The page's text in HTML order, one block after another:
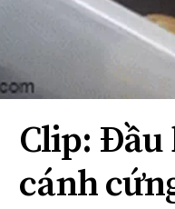
Xi nhan Trái Phải
Clip: Đầu
cánh